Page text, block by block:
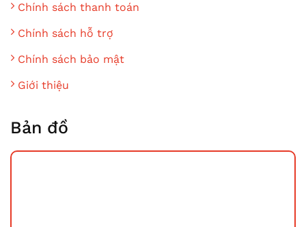
Chính sách thanh toán
Chính sách hỗ trợ
Chính sách bảo mật
Giới thiệu
Bản đồ